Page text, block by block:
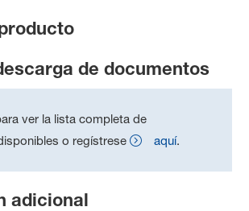
de documentos
ver la lista completa de
o regístrese
aquí.
adicional